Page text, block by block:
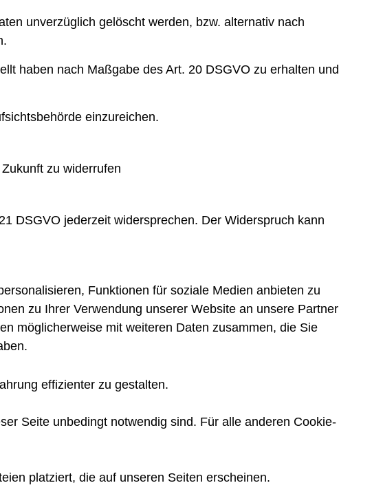
unverzüglich gelöscht werden, bzw. alternativ nach
haben nach Maßgabe des Art. 20 DSGVO zu erhalten und
einzureichen.
zu widerrufen
DSGVO jederzeit widersprechen. Der Widerspruch kann
Funktionen für soziale Medien anbieten zu
zu Ihrer Verwendung unserer Website an unsere Partner
möglicherweise mit weiteren Daten zusammen, die Sie
effizienter zu gestalten.
Seite unbedingt notwendig sind. Für alle anderen Cookie-
platziert, die auf unseren Seiten erscheinen.